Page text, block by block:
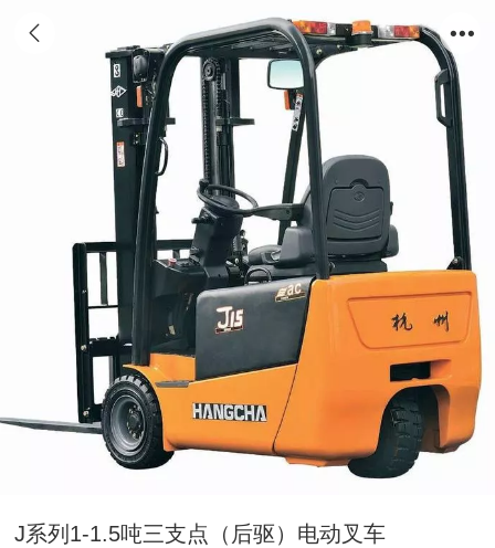
J系列1-1.5吨三支点（后驱）电动叉车